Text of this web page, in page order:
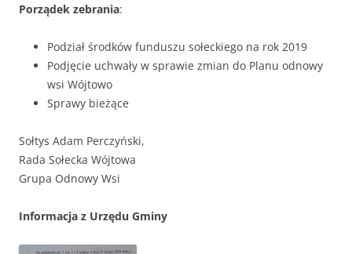
Porządek zebrania:
Podział środków funduszu sołeckiego na rok 2019
Podjęcie uchwały w sprawie zmian do Planu odnowy
wsi Wójtowo
Sprawy bieżące
Sołtys Adam Perczyński,
Rada Sołecka Wójtowa
Grupa Odnowy Wsi
Informacja z Urzędu Gminy